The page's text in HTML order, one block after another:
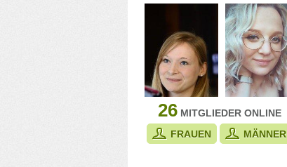
26MITGLIEDER ONLINE
FRAUEN
MÄNNER